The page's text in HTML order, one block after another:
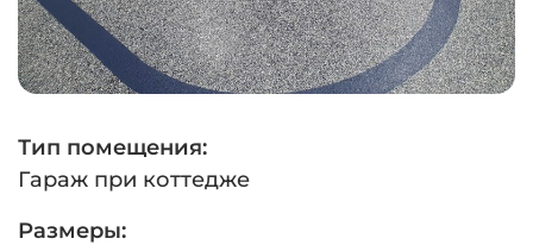
Тип помещения:
Гараж при коттедже
Размеры: